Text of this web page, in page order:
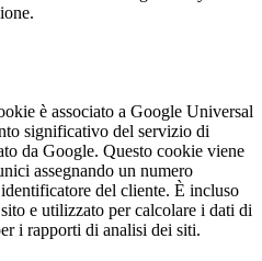
è associato a Google Universal
significativo del servizio di
da Google. Questo cookie viene
assegnando un numero
del cliente. È incluso
e utilizzato per calcolare i dati di
i rapporti di analisi dei siti.